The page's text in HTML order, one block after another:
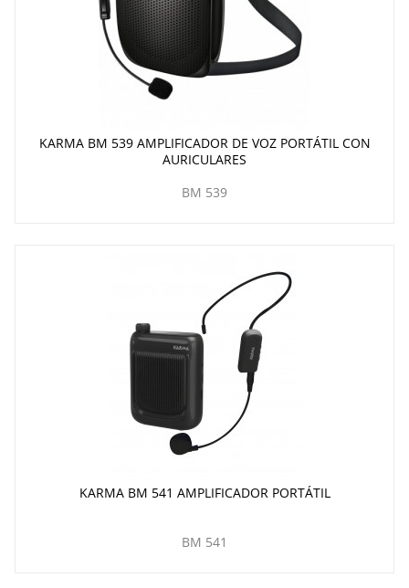
KARMA BM 539 AMPLIFICADOR DE VOZ PORTÁTIL CON
AURICULARES
BM 539
KARMA BM 541 AMPLIFICADOR PORTÁTIL
BM 541